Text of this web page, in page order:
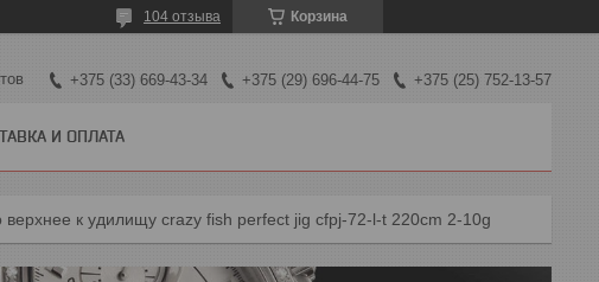
Корзина
104 отзыва
+375 (33) 669-43-34 +375 (29) 696-44-75 +375 (25) 752-13-57
И ОПЛАТА
верхнее к удилищу crazy fish perfect jig cfpj-72-l-t 220cm 2-10g